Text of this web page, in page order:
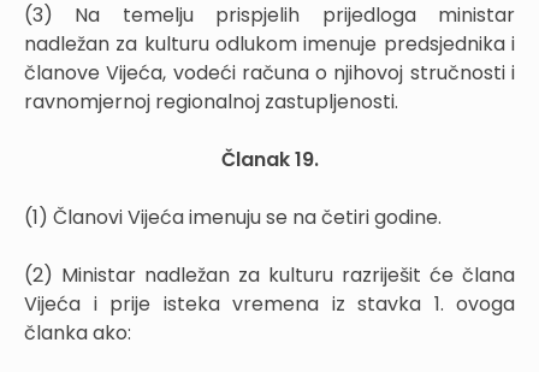
(3) Na temelju prispjelih prijedloga ministar
nadležan za kulturu odlukom imenuje predsjednika i
članove Vijeća, vodeći računa o njihovoj stručnosti i
ravnomjernoj regionalnoj zastupljenosti.
Članak 19.
(1) Članovi Vijeća imenuju se na četiri godine.
(2) Ministar nadležan za kulturu razriješit će člana
Vijeća i prije isteka vremena iz stavka 1. ovoga
članka ako: